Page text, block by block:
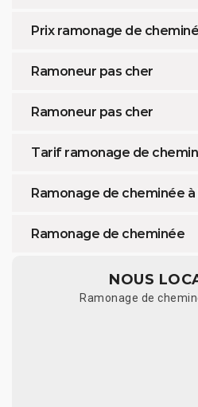
Prix ramonage de
Ramoneur pas cher
Ramoneur pas cher
Tarif ramonage de
Ramonage de cheminée à
Ramonage de cheminée
NOUS
Ramonage de